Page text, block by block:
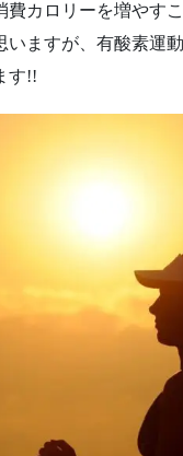
カロリーを増やす
ますが、有酸素運
す!!